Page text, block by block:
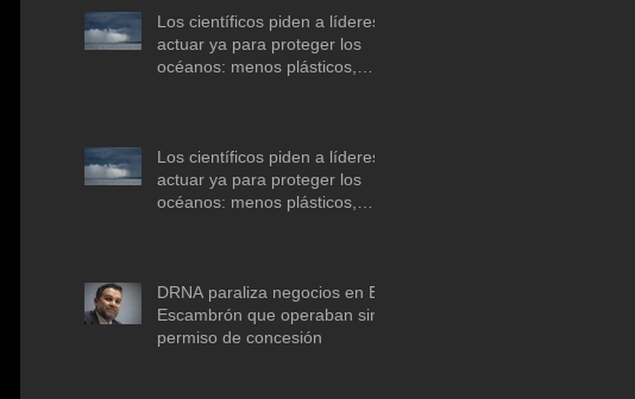
Los científicos piden a líderes
actuar ya para proteger los
océanos: menos plásticos,
Los científicos piden a líderes
actuar ya para proteger los
océanos: menos plásticos,
DRNA paraliza negocios en El
Escambrón que operaban sin
permiso de concesión